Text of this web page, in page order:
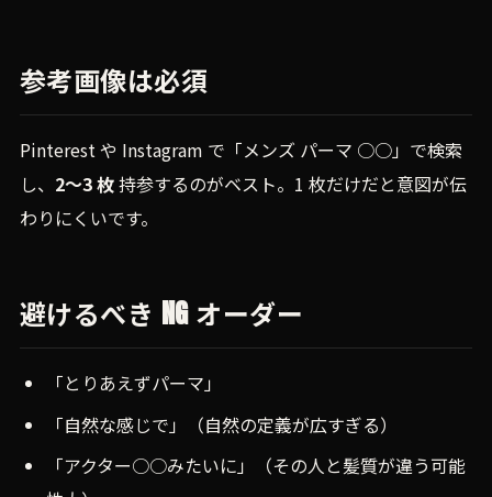
参考画像は必須
Pinterest や Instagram で「メンズ パーマ ○○」で検索
し、 2〜3 枚持参するのがベスト。1 枚だけだと意図が伝
わりにくいです。
避けるべき NG オーダー
「とりあえずパーマ」
「自然な感じで」（自然の定義が広すぎる）
「アクター○○みたいに」（その人と髪質が違う可能